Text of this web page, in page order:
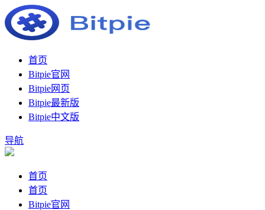
首页
Bitpie官网
Bitpie网页
Bitpie最新版
Bitpie中文版
导航
首页
首页
Bitpie官网